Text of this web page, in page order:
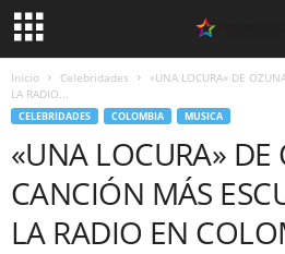
Inicio Celebridades
«UNA LOCURA» DE
LA RADIO...
CELEBRIDADES COLOMBIA MUSICA
«UNA LOCURA» DE
CANCIÓN MÁS
LA RADIO EN